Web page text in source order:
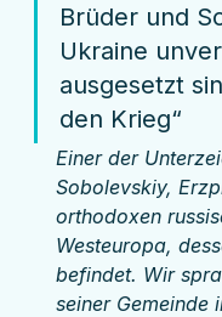
Brüder und
Ukraine
ausgesetzt
den Krieg“
Einer der
Sobolevskiy,
orthodoxen
Westeuropa,
befindet. Wir
seiner Gemeinde